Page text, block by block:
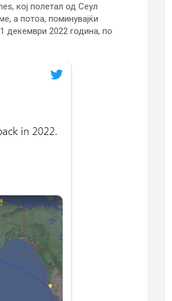
кој полетал од Сеул
а потоа, поминувајќи
декември 2022 година, по